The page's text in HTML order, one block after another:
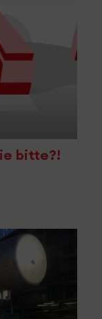
bitte?!